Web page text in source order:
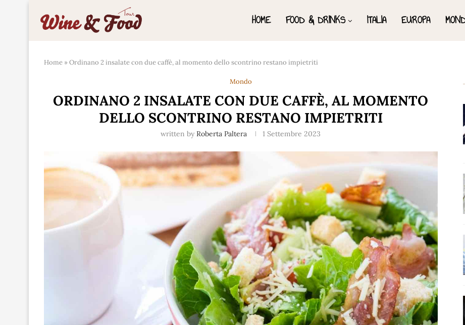
HOME FOOD & DRINKS ITALIA EUROPA
Home »Ordinano 2 insalate con due caffè, al momento dello scontrino restano impietriti
Mondo
ORDINANO 2 INSALATE CON DUE CAFFÈ, AL MOMENTO
DELLO SCONTRINO RESTANO IMPIETRITI
written byRoberta Paltera 1 Settembre 2023